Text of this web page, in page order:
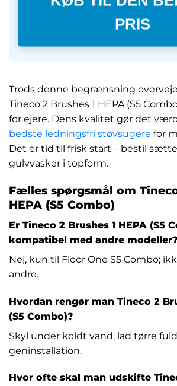
PRIS
Trods denne begrænsning
Tineco 2 Brushes 1 HEPA (S5
for ejere. Dens kvalitet gør det
bedste ledningsfri støvsugere for
Det er tid til frisk start – bestil
gulvvasker i topform.
Fælles spørgsmål om
HEPA (S5 Combo)
Er Tineco 2 Brushes 1 HEPA (S5
kompatibel med andre modeller?
Nej, kun til Floor One S5 Combo;
andre.
Hvordan rengør man Tineco 2
(S5 Combo)?
Skyl under koldt vand, lad tørre
geninstallation.
Hvor ofte skal man udskifte